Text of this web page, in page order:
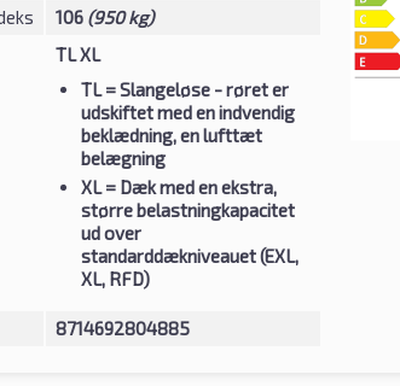
106 (950 kg)
TL XL
TL= Slangeløse - røret er
udskiftet med en indvendig
beklædning, en lufttæt
belægning
XL= Dæk med en ekstra,
større belastningkapacitet
ud over
standarddækniveauet (EXL,
XL, RFD)
8714692804885